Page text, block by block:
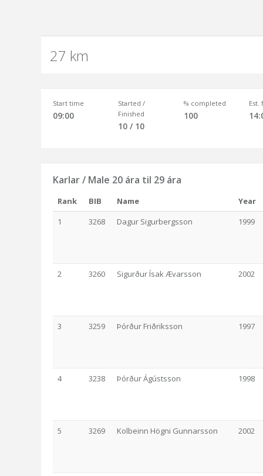
27 km
Start time
09:00
Started /
Finished
10 / 10
% completed
100
Est.
Karlar / Male 20 ára til 29 ára
Rank BIB Name
Year
1
3268 Dagur Sigurbergsson 1999
2 3260 Sigurður Ísak Ævarsson 2002
3 3259 Þórður Friðriksson 1997
4 3238 Þórður Ágústsson 1998
5 3269 Kolbeinn Högni Gunnarsson 2002